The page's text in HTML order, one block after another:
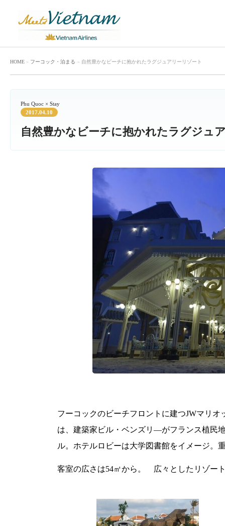
HOME フーコック ・泊まる 自然豊かなビーチに抱かれたラグジュアリーリゾート
Phu Quoc × Stay
2017.04.10
自然豊かなビーチに抱かれたラグジュ
フーコックのビーチフロントに建つJWマリオ
は、建築家ビル・ベンズリ―がフランス植民
ル。 ホテルロビーは大学図書館をイメージ。
客室の広さは54㎡から。 広々としたリゾー